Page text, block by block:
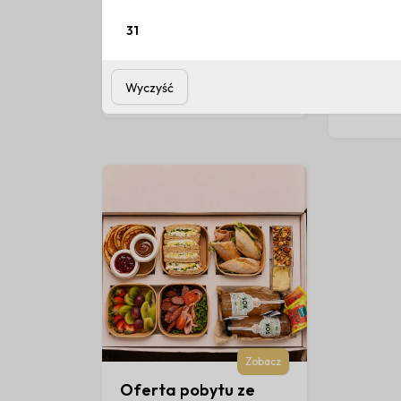
31
Wyczyść
wyżywienia
Oferta pobytu ze
Zobacz